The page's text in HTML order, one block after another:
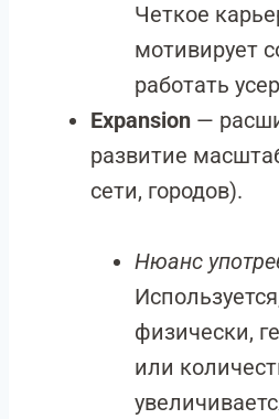
Четкое
мотивирует
работать
Expansion —
развитие
сети, городов).
Нюанс
физически,
или